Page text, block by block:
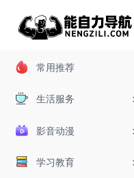
常用推荐
生活服务
影音动漫
学习教育